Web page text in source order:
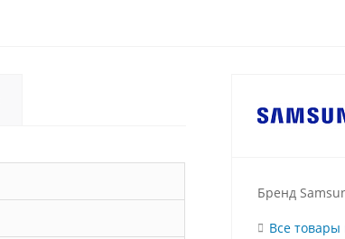
Бренд
Все товары